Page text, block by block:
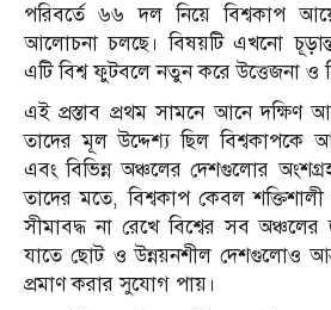
পরিবর্তে ৬৬ দল নিয়ে বিশ্বকাপ
আলোচনা চলছে। বিষয়টি এখনো চূড়ান্ত
এটি বিশ্ব ফুটবলে নতুন করে উত্তেজনা ও
এই প্রস্তাব প্রথম সামনে আনে দক্ষিণ
তাদের মূল উদ্দেশ্য ছিল বিশ্বকাপকে
এবং বিভিন্ন অঞ্চলের দেশগুলোর
তাদের মতে, বিশ্বকাপ কেবল
সীমাবদ্ধ না রেখে বিশ্বের সব
যাতে ছোট ও উন্নয়নশীল দেশগুলোও
প্রমাণ করার সুযোগ পায়।